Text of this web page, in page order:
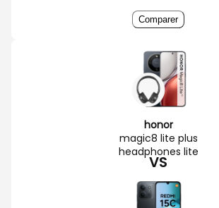
Comparer
honor
magic8 lite plus
headphones lite
VS